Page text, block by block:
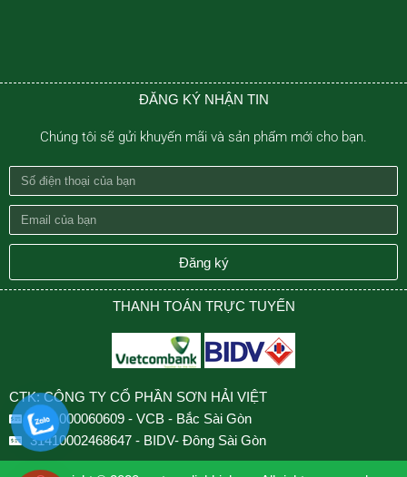
ĐĂNG KÝ NHẬN TIN
Chúng tôi sẽ gửi khuyến mãi và sản phẩm mới cho bạn.
Số
điện
thoại
của
Email
của
Đăng ký
THANH TOÁN TRỰC TUYẾN
CTK: CÔNG TY CỔ PHẦN SƠN HẢI VIỆT
0501000060609 - VCB - Bắc Sài Gòn
31410002468647 - BIDV- Đông Sài Gòn